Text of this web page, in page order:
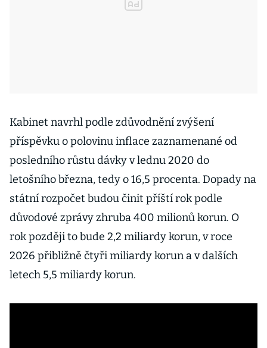
Kabinet navrhl podle zdůvodnění zvýšení
příspěvku o polovinu inflace zaznamenané od
posledního růstu dávky v lednu 2020 do
letošního března, tedy o 16,5 procenta. Dopady na
státní rozpočet budou činit příští rok podle
důvodové zprávy zhruba 400 milionů korun. O
rok později to bude 2,2 miliardy korun, v roce
2026 přibližně čtyři miliardy korun a v dalších
letech 5,5 miliardy korun.